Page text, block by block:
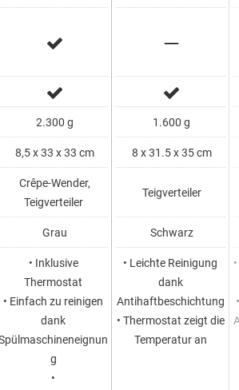
2.300 g
8,5 x 33 x 33 cm
Crêpe-Wender,
Teigverteiler
Grau
• Inklusive
Thermostat
• Einfach zu reinigen
dank
g
•
1.600 g
8 x 31.5 x 35 cm
Teigverteiler
Schwarz
• Leichte Reinigung
dank
Antihaftbeschichtung
• Thermostat zeigt die
Temperatur an